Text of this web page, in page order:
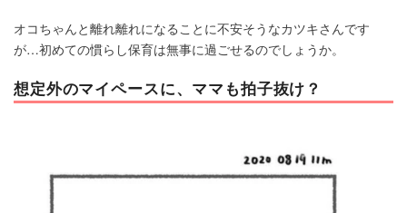
オコちゃんと離れ離れになることに不安そうなカツキさんです
が…初めての慣らし保育は無事に過ごせるのでしょうか。
想定外のマイペースに、ママも拍子抜け？